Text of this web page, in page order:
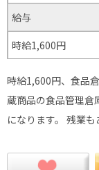
給与
時給1,600円
時給1,600円、食品
蔵商品の食品管理
になります。 残業も